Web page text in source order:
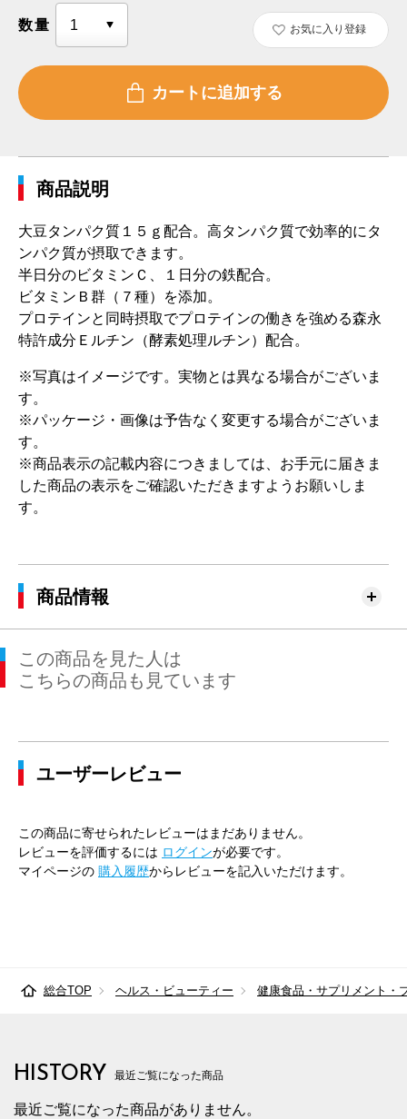
数量 お気に入り登録
商品説明
大豆タンパク質１５ｇ配合。高タンパク質で効率的にタ
ンパク質が摂取できます。
半日分のビタミンＣ、１日分の鉄配合。
ビタミンＢ群（７種）を添加。
プロテインと同時摂取でプロテインの働きを強める森永
特許成分Ｅルチン（酵素処理ルチン）配合。
※写真はイメージです。実物とは異なる場合がございま
す。
※パッケージ・画像は予告なく変更する場合がございま
す。
※商品表示の記載内容につきましては、お手元に届きま
した商品の表示をご確認いただきますようお願いしま
す。
商品情報
この商品を見た人は
こちらの商品も見ています
ユーザーレビュー
この商品に寄せられたレビューはまだありません。
レビューを評価するには ログインが必要です。
マイページの 購入履歴からレビューを記入いただけます。
総合TOP ヘルス・ビューティー 健康食品・サプリメント・
HISTORY 最近ご覧になった商品
最近ご覧になった商品がありません。